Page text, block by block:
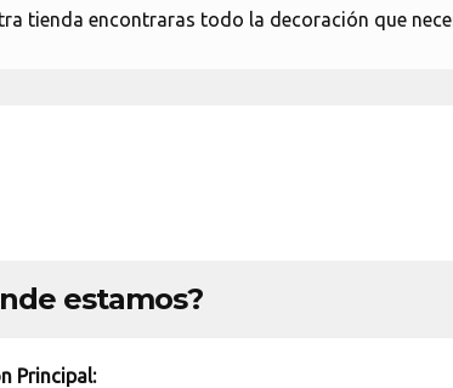
tienda encontraras todo la decoración que
estamos?
Principal: